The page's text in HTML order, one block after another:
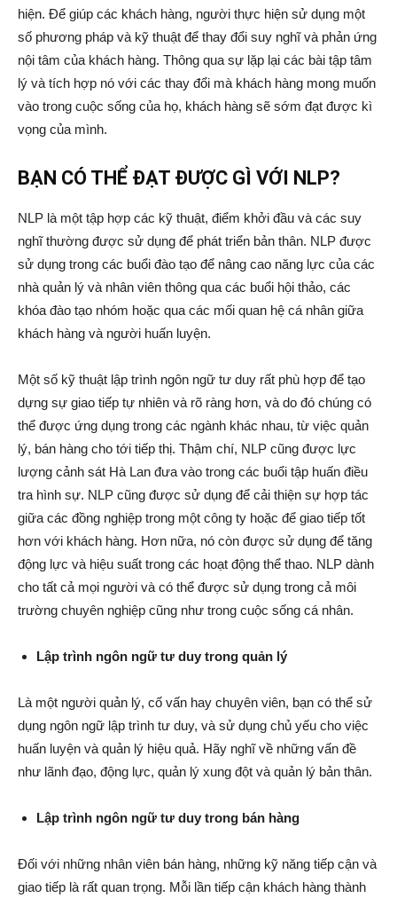
hiện. Để giúp các khách hàng, người thực hiện sử dụng một
số phương pháp và kỹ thuật để thay đổi suy nghĩ và phản ứng
nội tâm của khách hàng. Thông qua sự lặp lại các bài tập tâm
lý và tích hợp nó với các thay đổi mà khách hàng mong muốn
vào trong cuộc sống của họ, khách hàng sẽ sớm đạt được kì
vọng của mình.
BẠN CÓ THỂ ĐẠT ĐƯỢC GÌ VỚI NLP?
NLP là một tập hợp các kỹ thuật, điểm khởi đầu và các suy
nghĩ thường được sử dụng để phát triển bản thân. NLP được
sử dụng trong các buổi đào tạo để nâng cao năng lực của các
nhà quản lý và nhân viên thông qua các buổi hội thảo, các
khóa đào tạo nhóm hoặc qua các mối quan hệ cá nhân giữa
khách hàng và người huấn luyện.
Một số kỹ thuật lập trình ngôn ngữ tư duy rất phù hợp để tạo
dựng sự giao tiếp tự nhiên và rõ ràng hơn, và do đó chúng có
thể được ứng dụng trong các ngành khác nhau, từ việc quản
lý, bán hàng cho tới tiếp thị. Thậm chí, NLP cũng được lực
lượng cảnh sát Hà Lan đưa vào trong các buổi tập huấn điều
tra hình sự. NLP cũng được sử dụng để cải thiện sự hợp tác
giữa các đồng nghiệp trong một công ty hoặc để giao tiếp tốt
hơn với khách hàng. Hơn nữa, nó còn được sử dụng để tăng
động lực và hiệu suất trong các hoạt động thể thao. NLP dành
cho tất cả mọi người và ​​có thể được sử dụng trong cả môi
trường chuyên nghiệp cũng như trong cuộc sống cá nhân.
Lập trình ngôn ngữ tư duy trong quản lý
Là một người quản lý, cố vấn hay chuyên viên, bạn có thể sử
dụng ngôn ngữ lập trình tư duy, và sử dụng chủ yếu cho việc
huấn luyện và quản lý hiệu quả. Hãy nghĩ về những vấn đề
như lãnh đạo, động lực, quản lý xung đột và quản lý bản thân.
Lập trình ngôn ngữ tư duy trong bán hàng
Đối với những nhân viên bán hàng, những kỹ năng tiếp cận và
giao tiếp là rất quan trọng. Mỗi lần tiếp cận khách hàng thành